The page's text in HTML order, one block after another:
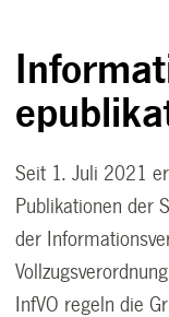
Seit 1. Juli 2021
Publikationen der
der
InfVO regeln die